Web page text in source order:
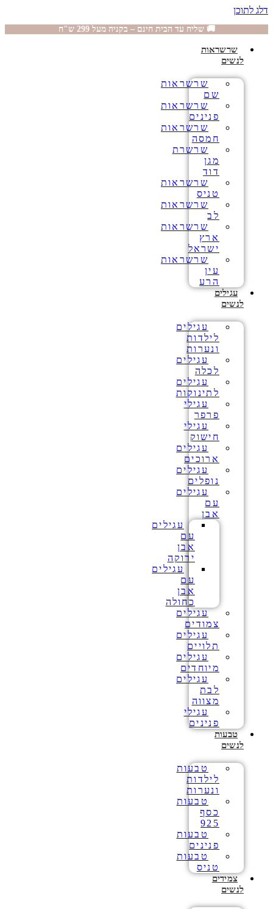
דלג לתוכן
🚚 שליח עד הבית חינם – בקניה מעל 299 ש"ח
שרשראות
לנשים
שרשראות
שם
שרשראות
פנינים
שרשראות
חמסה
שרשרת
מגן
דוד
שרשראות
טניס
שרשראות
לב
שרשראות
ארץ
ישראל
שרשראות
עין
הרע
עגילים
לנשים
עגילים
לילדות
ונערות
עגילים
לכלה
עגילים
לתינוקות
עגילי
פרפר
עגילי
חישוק
עגילים
ארוכים
עגילים
נופלים
עגילים
עם
אבן
עגילים
עם
אבן
ירוקה
עגילים
עם
אבן
כחולה
עגילים
צמודים
עגילים
תלויים
עגילים
מיוחדים
עגילים
לבת
מצווה
עגילי
פנינים
טבעות
לנשים
טבעות
לילדות
ונערות
טבעות
כסף
925
טבעות
פנינים
טבעות
טניס
צמידים
לנשים